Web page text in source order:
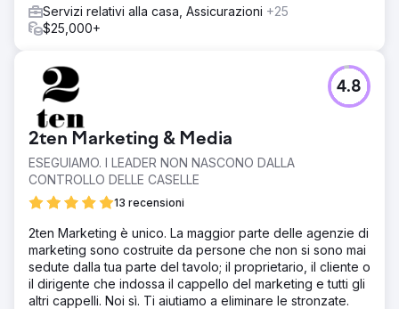
Servizi relativi alla casa, Assicurazioni +25
$25,000+
2ten Marketing & Media
ESEGUIAMO. I LEADER NON NASCONO DALLA
CONTROLLO DELLE CASELLE
13 recensioni
4.8
2ten Marketing è unico. La maggior parte delle agenzie di
marketing sono costruite da persone che non si sono mai
sedute dalla tua parte del tavolo; il proprietario, il cliente o
il dirigente che indossa il cappello del marketing e tutti gli
altri cappelli. Noi sì. Ti aiutiamo a eliminare le stronzate.